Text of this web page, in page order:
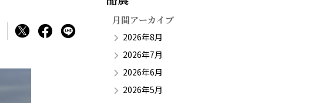
月間アーカイブ
2026年8月
2026年7月
2026年6月
2026年5月